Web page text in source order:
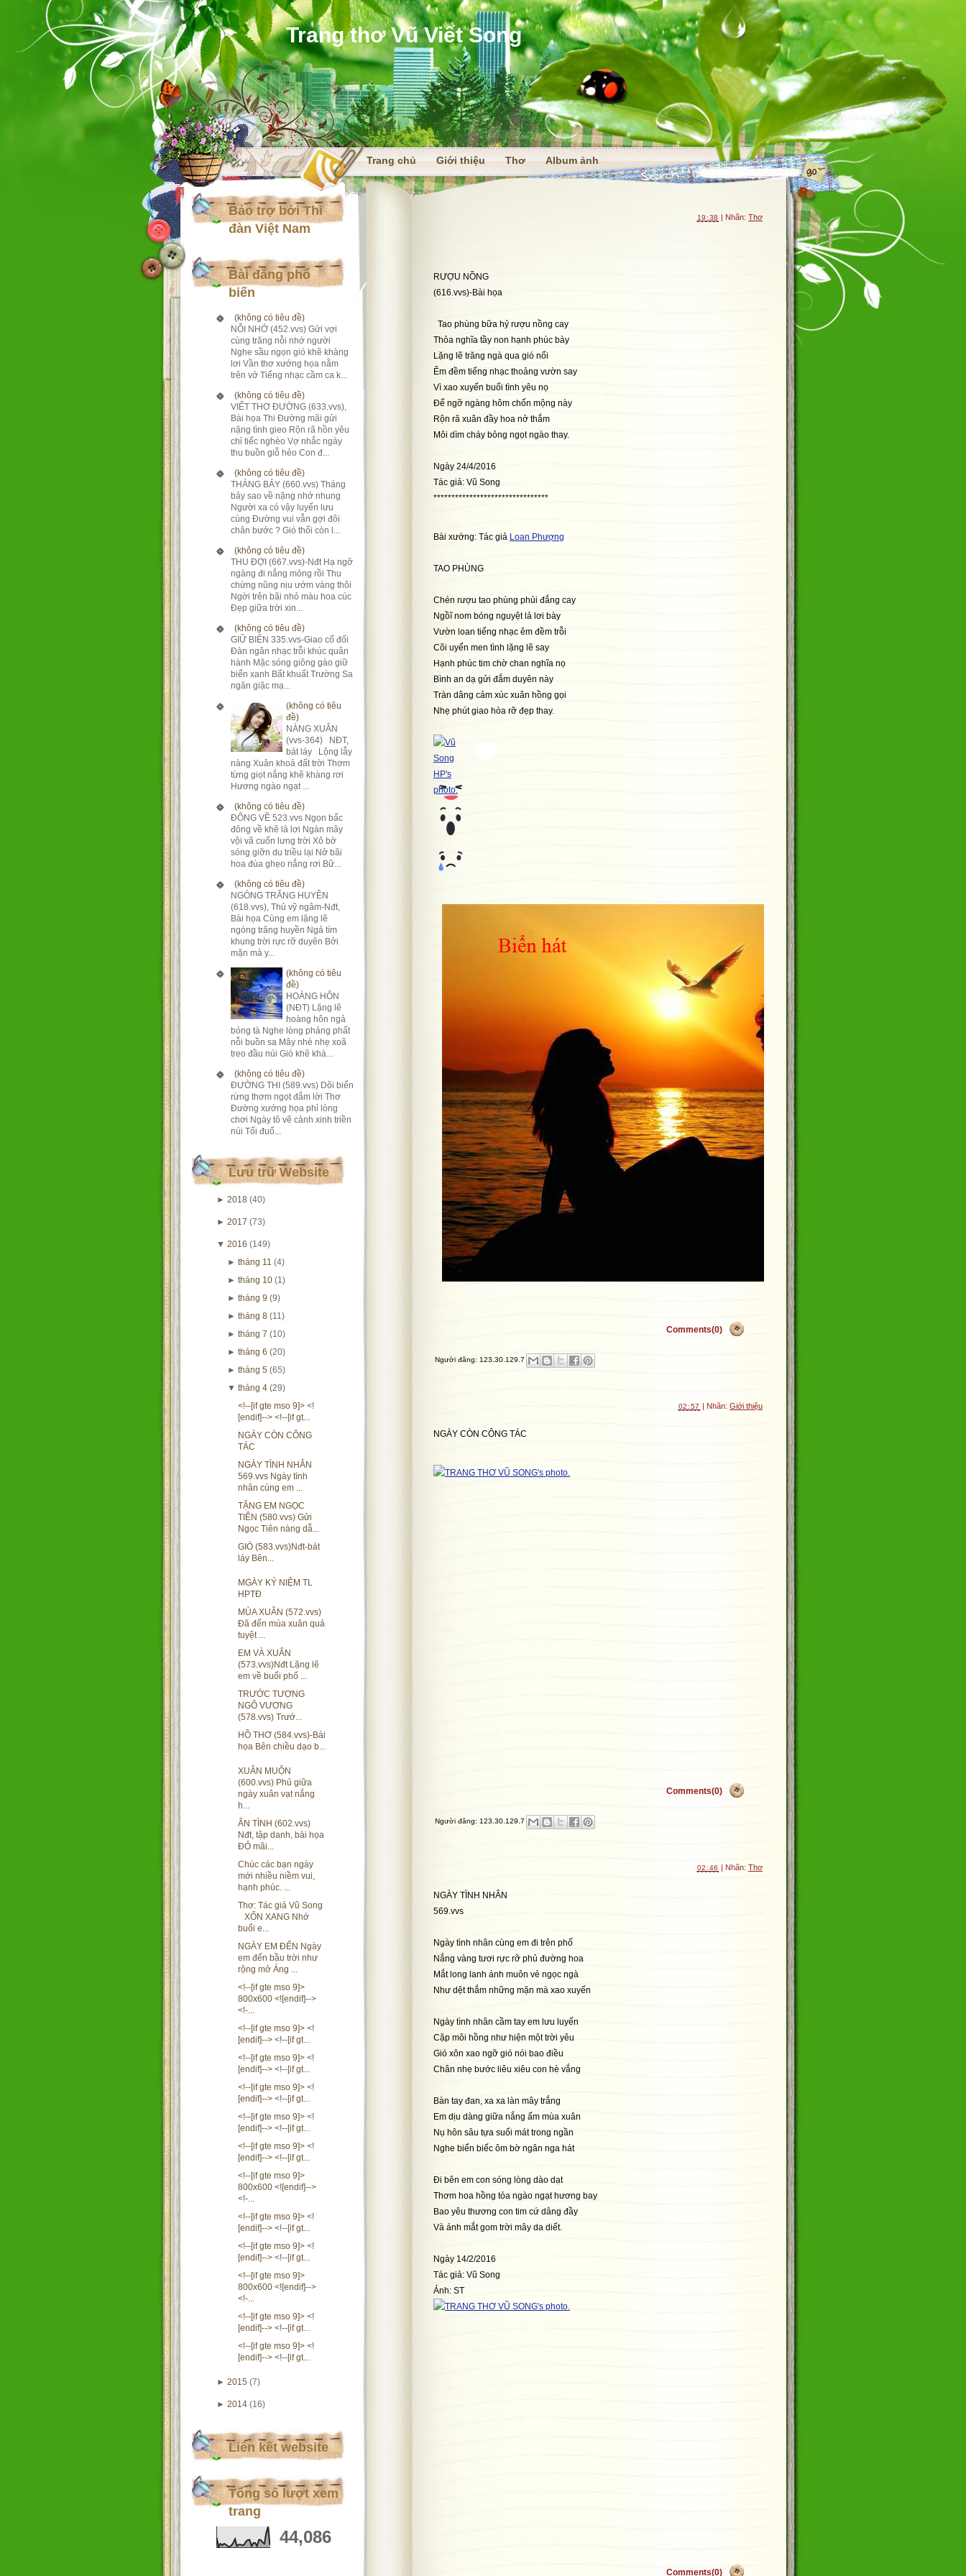
Trang thơ Vũ Viết Song
Trang chủ Giới thiệu Thơ Album ảnh
Bảo trợ bởi Thi
đàn Việt Nam
Bài đăng phổ
biến
(không có tiêu đề)
NỖI NHỚ (452.vvs) Gửi vợi
cùng trăng nỗi nhớ người
Nghe sầu ngọn gió khẽ khàng
lơi Vần thơ xướng họa nằm
trên vở Tiếng nhạc cầm ca k...
(không có tiêu đề)
VIẾT THƠ ĐƯỜNG (633.vvs),
Bài họa Thi Đường mãi gửi
nặng tình gieo Rộn rã hồn yêu
chỉ tiếc nghèo Vợ nhắc ngày
thu buồn giỗ hẻo Con đ...
(không có tiêu đề)
THÁNG BẢY (660.vvs) Tháng
bảy sao về nặng nhớ nhung
Người xa có vậy luyến lưu
cùng Đường vui vẫn gợi đôi
chân bước ? Gió thổi còn l...
(không có tiêu đề)
THU ĐỢI (667.vvs)-Nđt Hạ ngỡ
ngàng đi nắng mỏng rồi Thu
chừng nũng nịu ướm vàng thôi
Ngời trên bãi nhỏ màu hoa cúc
Đẹp giữa trời xin...
(không có tiêu đề)
GIỮ BIỂN 335.vvs-Giao cổ đối
Đàn ngân nhạc trỗi khúc quân
hành Mặc sóng giông gào giữ
biển xanh Bất khuất Trường Sa
ngăn giặc mạ...
(không có tiêu
đề)
NÀNG XUÂN
(vvs-364) NĐT,
bát láy Lộng lẫy
nàng Xuân khoả đất trời Thơm
từng giọt nắng khẽ khàng rơi
Hương ngào ngạt ...
(không có tiêu đề)
ĐÔNG VỀ 523.vvs Ngọn bấc
đông về khẽ lả lơi Ngàn mây
vội vã cuốn lưng trời Xô bờ
sóng giỡn du triều lại Nở bãi
hoa đùa ghẹo nắng rơi Bữ...
(không có tiêu đề)
NGÓNG TRĂNG HUYỀN
(618.vvs), Thủ vỹ ngâm-Nđt,
Bài họa Cùng em lặng lẽ
ngóng trăng huyền Ngả tím
khung trời rực rỡ duyên Bởi
mặn mà y...
(không có tiêu
đề)
HOÀNG HÔN
(NĐT) Lặng lẽ
hoàng hôn ngả
bóng tà Nghe lòng phảng phất
nỗi buồn sa Mây nhè nhẹ xoã
treo đầu núi Gió khẽ khà...
(không có tiêu đề)
ĐƯỜNG THI (589.vvs) Dõi biển
rừng thơm ngọt đắm lời Thơ
Đường xướng họa phỉ lòng
chơi Ngày tô vẽ cảnh xinh triền
núi Tối đuổ...
Lưu trữ Website
► 2018 (40)
► 2017 (73)
▼ 2016 (149)
► tháng 11 (4)
► tháng 10 (1)
► tháng 9 (9)
► tháng 8 (11)
► tháng 7 (10)
► tháng 6 (20)
► tháng 5 (65)
▼ tháng 4 (29)
<!--[if gte mso 9]> <!
[endif]--> <!--[if gt...
NGÀY CÒN CÔNG
TÁC
NGÀY TÌNH NHÂN
569.vvs Ngày tình
nhân cùng em ...
TẶNG EM NGỌC
TIÊN (580.vvs) Gửi
Ngọc Tiên nàng dẫ...
GIÓ (583.vvs)Nđt-bát
láy Bên...
MGÀY KỶ NIỆM TL
HPTĐ
MÙA XUÂN (572.vvs)
Đã đến mùa xuân quả
tuyệt ...
EM VÀ XUÂN
(573.vvs)Nđt Lặng lẽ
em về buổi phố ...
TRƯỚC TƯỢNG
NGÔ VƯƠNG
(578.vvs) Trướ...
HỒ THƠ (584.vvs)-Bài
họa Bên chiều dạo b...
XUÂN MUỘN
(600.vvs) Phủ giữa
ngày xuân vạt nắng
h...
ÂN TÌNH (602.vvs)
Nđt, tập danh, bài họa
ĐỎ mãi...
Chúc các bạn ngày
mới nhiều niềm vui,
hạnh phúc. ...
Thơ: Tác giả Vũ Song
XỐN XANG Nhớ
buổi e...
NGÀY EM ĐẾN Ngày
em đến bầu trời như
rộng mở Áng ...
<!--[if gte mso 9]>
800x600 <![endif]-->
<!-...
<!--[if gte mso 9]> <!
[endif]--> <!--[if gt...
<!--[if gte mso 9]> <!
[endif]--> <!--[if gt...
<!--[if gte mso 9]> <!
[endif]--> <!--[if gt...
<!--[if gte mso 9]> <!
[endif]--> <!--[if gt...
<!--[if gte mso 9]> <!
[endif]--> <!--[if gt...
<!--[if gte mso 9]>
800x600 <![endif]-->
<!-...
<!--[if gte mso 9]> <!
[endif]--> <!--[if gt...
<!--[if gte mso 9]> <!
[endif]--> <!--[if gt...
<!--[if gte mso 9]>
800x600 <![endif]-->
<!-...
<!--[if gte mso 9]> <!
[endif]--> <!--[if gt...
<!--[if gte mso 9]> <!
[endif]--> <!--[if gt...
► 2015 (7)
► 2014 (16)
Liên kết website
Tổng số lượt xem
trang
44,086
19:38 | Nhãn: Thơ
RƯỢU NỒNG
(616.vvs)-Bài họa
Tao phùng bữa hỷ rượu nồng cay
Thỏa nghĩa tầy non hạnh phúc bày
Lặng lẽ trăng ngà qua gió nổi
Êm đềm tiếng nhạc thoảng vườn say
Vì xao xuyến buổi tình yêu nọ
Để ngỡ ngàng hôm chốn mộng này
Rộn rã xuân đầy hoa nở thắm
Môi dìm cháy bỏng ngọt ngào thay.
Ngày 24/4/2016
Tác giả: Vũ Song
********************************
Bài xướng: Tác giả Loan Phượng
TAO PHÙNG
Chén rượu tao phùng phủi đắng cay
Ngồĩ nom bóng nguyệt lả lơi bày
Vườn loan tiếng nhạc êm đềm trỗi
Cõi uyển men tình lặng lẽ say
Hạnh phúc tim chờ chan nghĩa nọ
Bình an dạ gửi đắm duyên này
Tràn dâng cảm xúc xuân hồng gọi
Nhẹ phút giao hòa rỡ đẹp thay.
Comments(0)
Người đăng: 123.30.129.7
02:57 | Nhãn: Giới thiệu
NGÀY CÒN CÔNG TÁC
Comments(0)
Người đăng: 123.30.129.7
02:46 | Nhãn: Thơ
NGÀY TÌNH NHÂN
569.vvs
Ngày tình nhân cùng em đi trên phố
Nắng vàng tươi rực rỡ phủ đường hoa
Mắt long lanh ánh muôn vẻ ngọc ngà
Như dệt thắm những mặn mà xao xuyến
Ngày tình nhân cầm tay em lưu luyến
Cặp môi hồng như hiện một trời yêu
Gió xôn xao ngỡ gió nói bao điều
Chân nhẹ bước liêu xiêu con hè vắng
Bàn tay đan, xa xa làn mây trắng
Em dịu dàng giữa nắng ấm mùa xuân
Nụ hôn sâu tựa suối mát trong ngần
Nghe biển biếc ôm bờ ngân nga hát
Đi bên em con sóng lòng dào dạt
Thơm hoa hồng tỏa ngào ngạt hương bay
Bao yêu thương con tim cứ dâng đầy
Và ánh mắt gom trời mây da diết.
Ngày 14/2/2016
Tác giả: Vũ Song
Ảnh: ST
Comments(0)